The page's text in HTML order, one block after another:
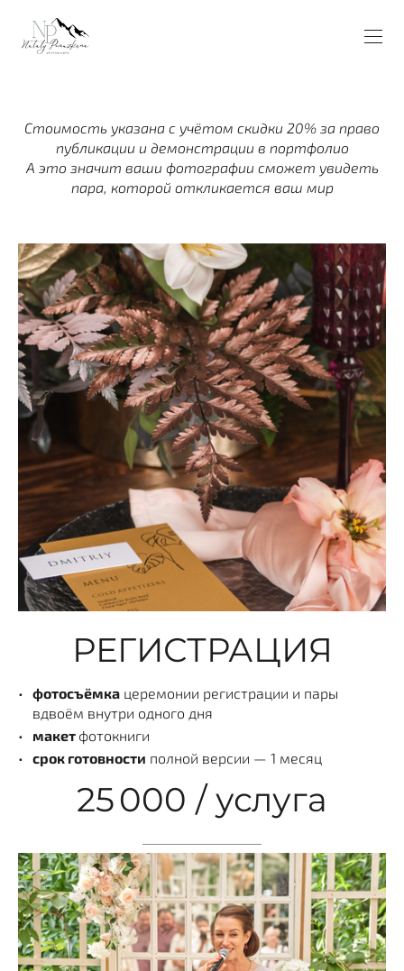
Стоимость указана с учётом скидки 20% за право
публикации и демонстрации в портфолио
А это значит ваши фотографии сможет увидеть
пара, которой откликается ваш мир
РЕГИСТРАЦИЯ
фотосъёмка церемонии регистрации и пары
вдвоём внутри одного дня
макет фотокниги
срок готовности полной версии — 1 месяц
25 000 / услуга